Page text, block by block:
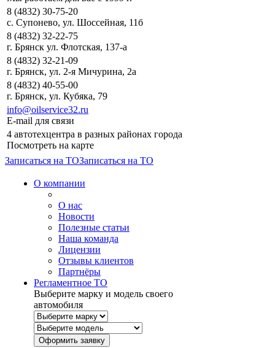
8 (4832) 30-75-20
с. Супонево, ул. Шоссейная, 11б
8 (4832) 32-22-75
г. Брянск ул. Флотская, 137-а
8 (4832) 32-21-09
г. Брянск, ул. 2-я Мичурина, 2а
8 (4832) 40-55-00
г. Брянск, ул. Кубяка, 79
info@oilservice32.ru
E-mail для связи
4 автотехцентра в разных районах города
Посмотреть на карте
Записаться на ТОЗаписаться на ТО
О компании
О нас
Новости
Полезные статьи
Наша команда
Лицензии
Отзывы клиентов
Партнёры
Регламентное ТО
Выберите марку и модель своего
автомобиля